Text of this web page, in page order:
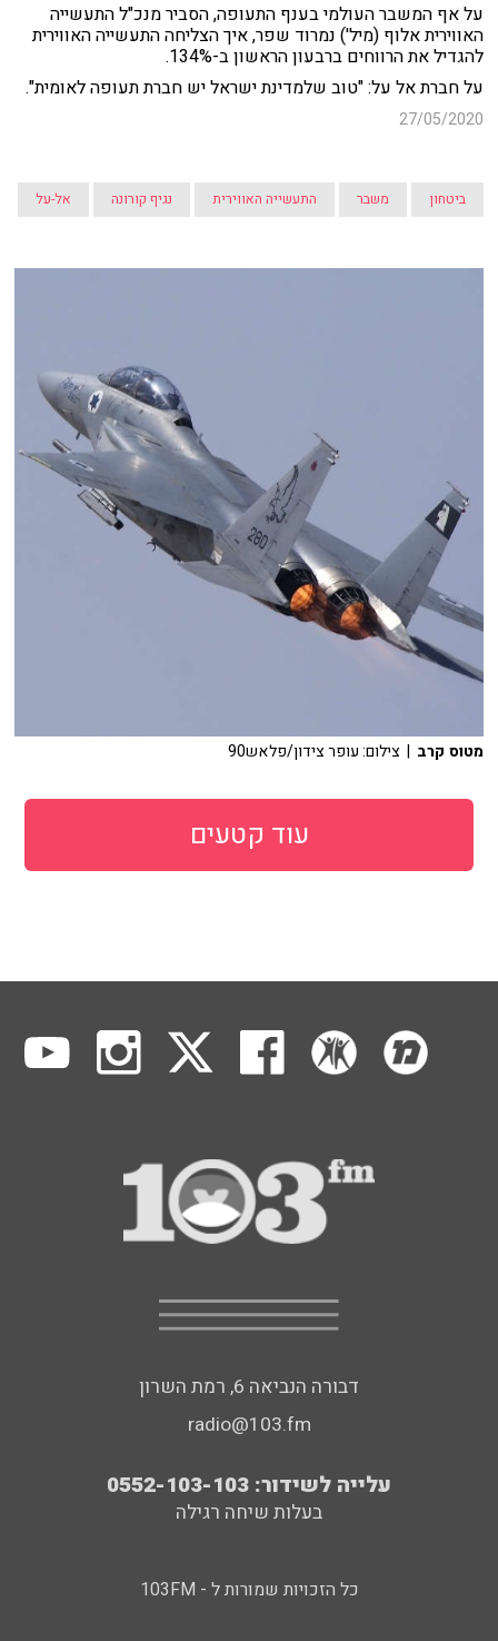
על אף המשבר העולמי בענף התעופה, הסביר מנכ"ל התעשייה
האווירית אלוף (מיל') נמרוד שפר, איך הצליחה התעשייה האווירית
להגדיל את הרווחים ברבעון הראשון ב-134%.
על חברת אל על: "טוב שלמדינת ישראל יש חברת תעופה לאומית".
27/05/2020
ביטחון משבר התעשייה האווירית נגיף קורונה אל-על
מטוס קרב | צילום: עופר צידון/פלאש90
עוד קטעים
דבורה הנביאה 6, רמת השרון
radio@103.fm
עלייה לשידור: 0552-103-103
בעלות שיחה רגילה
כל הזכויות שמורות ל - 103FM